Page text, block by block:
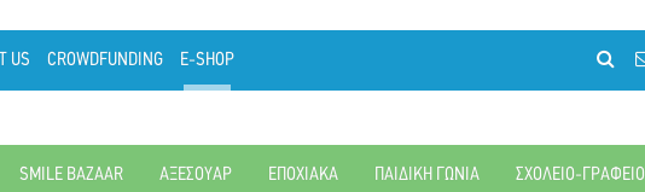
US CROWDFUNDING E-SHOP
SMILE BAZAAR ΑΞΕΣΟΥΑΡ ΕΠΟΧΙΑΚΑ ΠΑΙΔΙΚΗ ΓΩΝΙΑ ΣΧΟΛΕΙΟ-ΓΡΑΦΕΙΟ